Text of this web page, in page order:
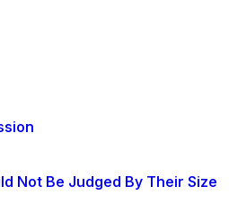
Not Be Judged By Their Size